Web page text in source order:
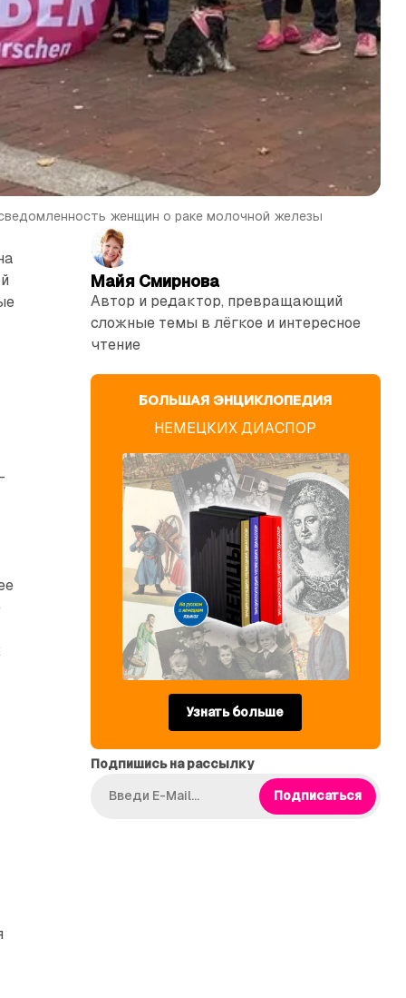
женщин о раке молочной железы
Майя Смирнова
Автор и редактор, превращающий
сложные темы в лёгкое и интересное
чтение
БОЛЬШАЯ ЭНЦИКЛОПЕДИЯ
НЕМЕЦКИХ ДИАСПОР
Узнать больше
Подпишись на рассылку
Подписаться